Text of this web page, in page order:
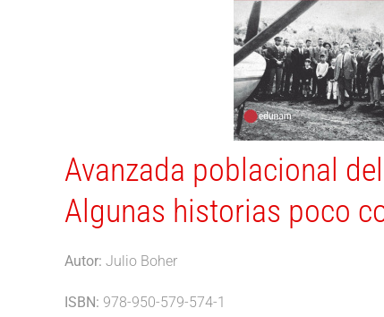
Avanzada poblacional
Algunas historias poco
Autor: Julio Boher
ISBN: 978-950-579-574-1